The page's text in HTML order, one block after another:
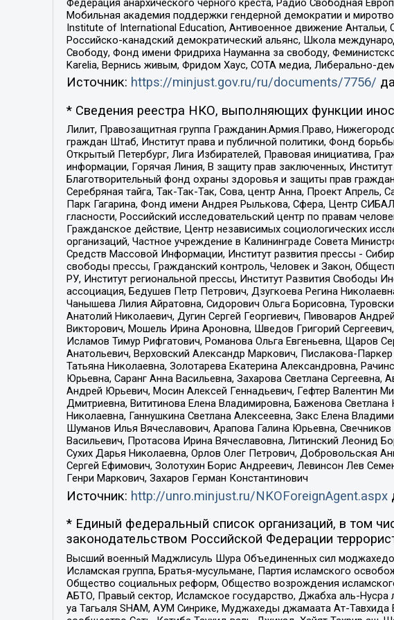
Федерация анархического черного креста, Радио Свободная
Мобильная академия поддержки гендерной демократии и
Institute of International Education, Антивоенное движение
Российско-канадский демократический альянс, Школа
Свободу, Фонд имени Фридриха Науманна за свободу,
Karelia, Вернись живым, Фридом Хаус, СОТА медиа, Либерально-
Источник: https://minjust.gov.ru/ru/documents/7756/
* Сведения реестра НКО, выполняющих функции
Лилит, Правозащитная группа Гражданин.Армия.Право,
граждан Штаб, Институт права и публичной политики, Фонд
Открытый Петербург, Лига Избирателей, Правовая инициатива,
информации, Горячая Линия, В защиту прав заключенных,
Благотворительный фонд охраны здоровья и защиты прав
Серебряная тайга, Так-Так-Так, Сова, центр Анна, Проект
Парк Гагарина, Фонд имени Андрея Рылькова, Сфера, Центр
гласности, Российский исследовательский центр по правам
Гражданское действие, Центр независимых социологических
организаций, Частное учреждение в Калининграде Совета
Средств Массовой Информации, Институт развития прессы -
свободы прессы, Гражданский контроль, Человек и Закон,
РУ, Институт региональной прессы, Институт Развития Свободы
ассоциация, Бедушев Петр Петрович, Дзугкоева Регина
Чанышева Лилия Айратовна, Сидорович Ольга Борисовна,
Анатолий Николаевич, Дугин Сергей Георгиевич, Пивоваров
Викторович, Мошель Ирина Ароновна, Шведов Григорий
Исламов Тимур Рифгатович, Романова Ольга Евгеньевна, Щаров
Анатольевич, Верховский Александр Маркович, Пислакова-
Татьяна Николаевна, Золотарева Екатерина Александровна,
Юрьевна, Саранг Анна Васильевна, Захарова Светлана
Андрей Юрьевич, Мосин Алексей Геннадьевич, Гефтер Валентин
Дмитриевна, Вититинова Елена Владимировна, Баженова
Николаевна, Ганнушкина Светлана Алексеевна, Закс Елена
Шуманов Илья Вячеславович, Арапова Галина Юрьевна,
Васильевич, Протасова Ирина Вячеславовна, Литинский Леонид
Сухих Дарья Николаевна, Орлов Олег Петрович, Добровольская
Сергей Ефимович, Золотухин Борис Андреевич, Левинсон Лев
Генри Маркович, Захаров Герман Константинович
Источник: http://unro.minjust.ru/NKOForeignAgent.aspx
* Единый федеральный список организаций, в том
законодательством Российской Федерации
Высший военный Маджлисуль Шура Объединенных сил
Исламская группа, Братья-мусульмане, Партия исламского
Общество социальных реформ, Общество возрождения
АБТО, Правый сектор, Исламское государство, Джабха аль-
уа Тагьаля SHAM, АУМ Синрике, Муджахеды джамаата Ат-